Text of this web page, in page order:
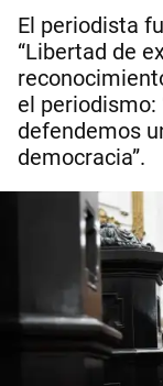
El periodista
“Libertad de
el periodismo:
defendemos
democracia”.